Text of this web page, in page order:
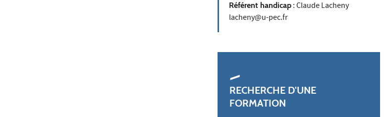
Référent handicap : Claude Lacheny
lacheny@u-pec.fr
RECHERCHE D'UNE
FORMATION